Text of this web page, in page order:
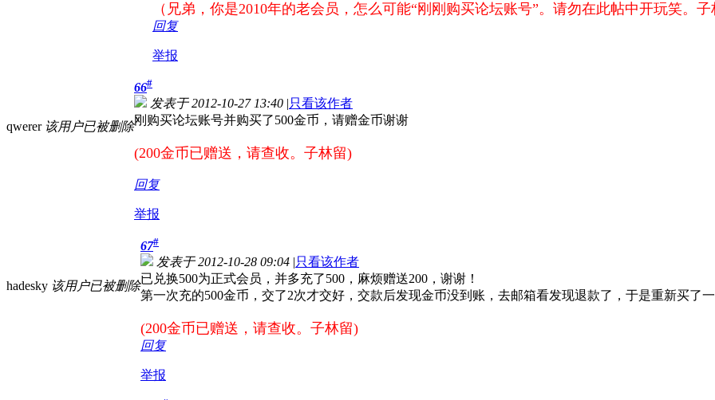
（兄弟，你是2010年的老会员，怎么可能“刚刚购买论坛账号”。请勿在此帖中开玩笑。子
回复
举报
qwerer 该用户已被删除
66#
发表于 2012-10-27 13:40 |只看该作者
刚购买论坛账号并购买了500金币，请赠金币谢谢
(200金币已赠送，请查收。子林留)
回复
举报
hadesky 该用户已被删除
67#
发表于 2012-10-28 09:04 |只看该作者
已兑换500为正式会员，并多充了500，麻烦赠送200，谢谢！
第一次充的500金币，交了2次才交好，交款后发现金币没到账，去邮箱看发现退款了，于是重新买了
(200金币已赠送，请查收。子林留)
回复
举报